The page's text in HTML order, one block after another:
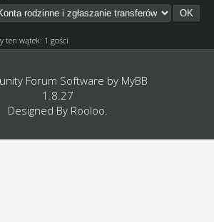
ten wątek: 1 gości
Forum Software by MyBB
1.8.27
Designed By Rooloo.